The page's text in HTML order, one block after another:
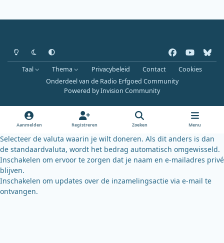
Heldere modus
Donkere modus
Systeemvoorkeur
a
c
e
k
o
u
b
l
u
k
y
Taal Thema Privacybeleid Contact
Cookies
Onderdeel van de Radio Erfgoed Community
Powered byInvision Community
Aanmelden Registreren Zoeken Menu
Selecteer de valuta waarin je wilt doneren. Als dit anders is dan
de standaardvaluta, wordt het bedrag automatisch omgewisseld.
Inschakelen om ervoor te zorgen dat je naam en e-mailadres privé
blijven.
Inschakelen om updates over de inzamelingsactie via e-mail te
ontvangen.